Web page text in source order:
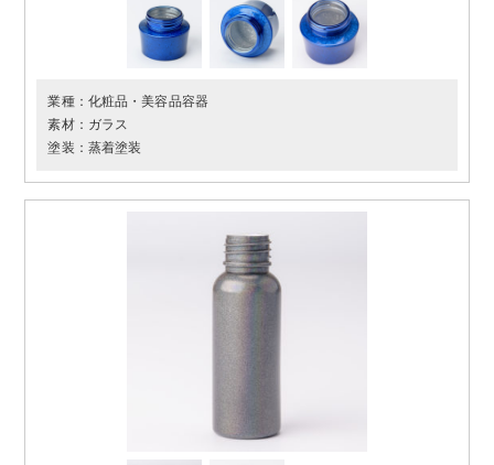
業種： 化粧品・美容品容器
素材： ガラス
塗装： 蒸着塗装